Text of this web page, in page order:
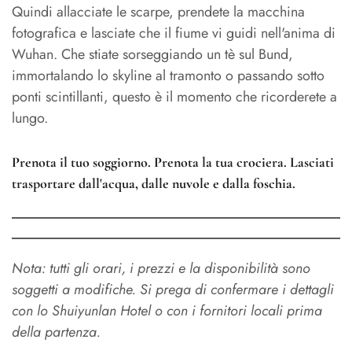
Quindi allacciate le scarpe, prendete la macchina
fotografica e lasciate che il fiume vi guidi nell'anima di
Wuhan. Che stiate sorseggiando un tè sul Bund,
immortalando lo skyline al tramonto o passando sotto
ponti scintillanti, questo è il momento che ricorderete a
lungo.
Prenota il tuo soggiorno. Prenota la tua crociera. Lasciati
trasportare dall'acqua, dalle nuvole e dalla foschia.
Nota: tutti gli orari, i prezzi e la disponibilità sono
soggetti a modifiche. Si prega di confermare i dettagli
con lo Shuiyunlan Hotel o con i fornitori locali prima
della partenza.